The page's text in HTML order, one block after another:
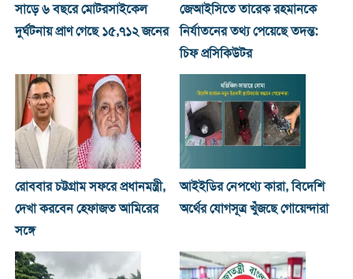
সাড়ে ৬ বছরে মোটরসাইকেল
দুর্ঘটনায় প্রাণ গেছে ১৫,৭১২ জনের
জেআইসিতে তারেক রহমানকে
নির্যাতনের তথ্য পেয়েছে তদন্ত:
চিফ প্রসিকিউটর
রোববার চট্টগ্রাম সফরে প্রধানমন্ত্রী,
দেখা করবেন হেফাজত আমিরের
সঙ্গে
আইইডির নেপথ্যে কারা, বিদেশি
অর্থের যোগসূত্র খুঁজছে গোয়েন্দারা